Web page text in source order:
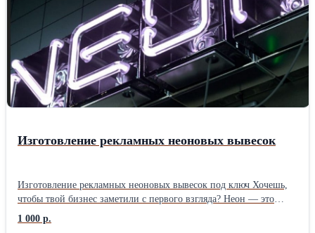
проведу аудит рекламы, найду слабые места и подготовлю
конкретный план действий для развития магазина.
Рассматриваю долгосрочное сотрудничество с селлерами,
которые готовы работать системно, соблюдать договорённости и
использовать аналитику для роста.
Изготовление рекламных неоновых вывесок
Изготовление рекламных неоновых вывесок под ключ Хочешь,
чтобы твой бизнес заметили с первого взгляда? Неон — это
стильно, ярко и эффективно. 💡 Что мы делаем: — светящиеся
логотипы и надписи — любой размер и цвет — в помещение и
1 000 р.